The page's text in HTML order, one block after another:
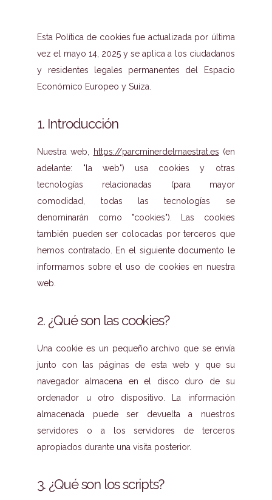
Esta Política de cookies fue actualizada por última
vez el mayo 14, 2025 y se aplica a los ciudadanos
y residentes legales permanentes del Espacio
Económico Europeo y Suiza.
1. Introducción
Nuestra web, https://parcminerdelmaestrat.es (en
adelante: "la web") usa cookies y otras
tecnologías relacionadas (para mayor
comodidad, todas las tecnologías se
denominarán como "cookies"). Las cookies
también pueden ser colocadas por terceros que
hemos contratado. En el siguiente documento le
informamos sobre el uso de cookies en nuestra
web.
2. ¿Qué son las cookies?
Una cookie es un pequeño archivo que se envía
junto con las páginas de esta web y que su
navegador almacena en el disco duro de su
ordenador u otro dispositivo. La información
almacenada puede ser devuelta a nuestros
servidores o a los servidores de terceros
apropiados durante una visita posterior.
3. ¿Qué son los scripts?